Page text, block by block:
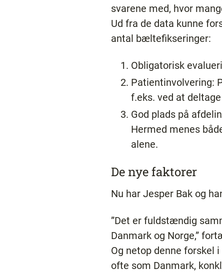
svarene med, hvor
Ud fra de data kunne
antal bæltefikseringer:
Obligatorisk
Patientinvolvering:
f.eks. ved at
God plads på
Hermed menes
alene.
De nye faktorer
Nu har Jesper Bak og
”Det er fuldstændig
Danmark og Norge,”
Og netop denne forskel
ofte som Danmark,